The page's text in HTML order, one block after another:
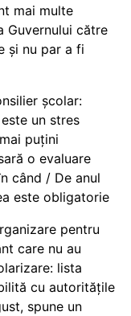
mai multe
Guvernului către
și nu par a fi
școlar:
un stres
puțini
o evaluare
când / De anul
este obligatorie
pentru
care nu au
lista
cu autoritățile
spune un